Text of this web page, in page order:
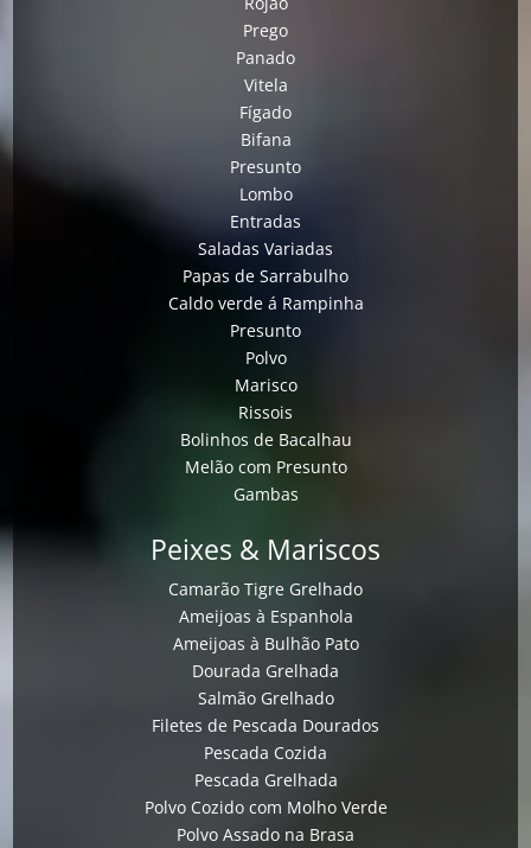
Prego
Panado
Vitela
Fígado
Bifana
Presunto
Lombo
Entradas
Saladas Variadas
Papas de Sarrabulho
Caldo verde á Rampinha
Presunto
Polvo
Marisco
Rissois
Bolinhos de Bacalhau
Melão com Presunto
Gambas
Peixes & Mariscos
Camarão Tigre Grelhado
Ameijoas à Espanhola
Ameijoas à Bulhão Pato
Dourada Grelhada
Salmão Grelhado
Filetes de Pescada Dourados
Pescada Cozida
Pescada Grelhada
Polvo Cozido com Molho Verde
Polvo Assado na Brasa